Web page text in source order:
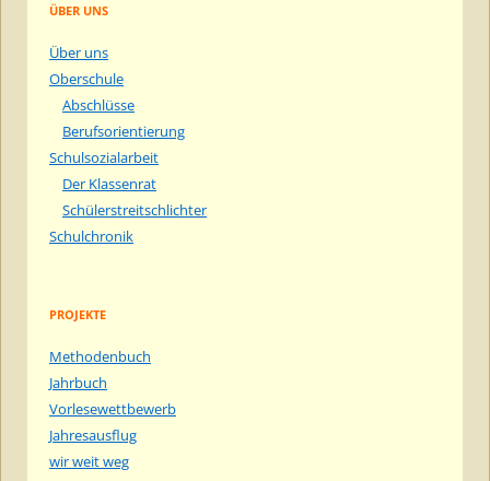
ÜBER UNS
Über uns
Oberschule
Abschlüsse
Berufsorientierung
Schulsozialarbeit
Der Klassenrat
Schülerstreitschlichter
Schulchronik
PROJEKTE
Methodenbuch
Jahrbuch
Vorlesewettbewerb
Jahresausflug
wir weit weg